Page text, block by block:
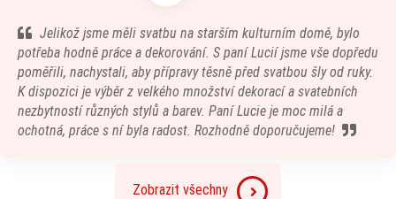
Jelikož jsme měli svatbu na starším kulturním domě, bylo
potřeba hodně práce a dekorování. S paní Lucií jsme vše dopředu
poměřili, nachystali, aby přípravy těsně před svatbou šly od ruky.
K dispozici je výběr z velkého množství dekorací a svatebních
nezbytností různých stylů a barev. Paní Lucie je moc milá a
ochotná, práce s ní byla radost. Rozhodně doporučujeme!
Zobrazit všechny